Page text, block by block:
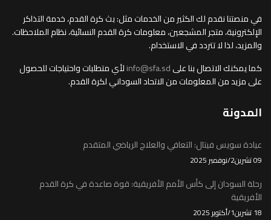
في منصتنا نقدم لك الكثير من الخدمات مثل: بث كرة القدم، خدمة التذاكر
الإلكترونية، متجر المشجعين، معلومات كرة القدم النسائية، نظام الملاحظات.
والمزيد، لذا لا تتردد في الاستخدام.
كما يمكنك الاتصال بنا علىinfo@sfa.sdلأي متطلبات واحتياجات للحصول
على مزيد من المعلومات من الاتحاد السوداني لكرة القدم.
المدونة
عيادة سويس فيتال: التعافي والعلاج الرياضي المتقدم
09 تشرين2/نوفمبر 2025
رحلة السودان إلى كأس الأمم الأفريقية: قوة صاعدة في كرة القدم
الأفريقية
18 تشرين1/أكتوير 2025